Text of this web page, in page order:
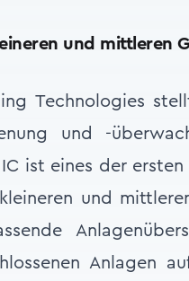
und mittleren
Technologies
und -
ist eines der
und
Anlagen